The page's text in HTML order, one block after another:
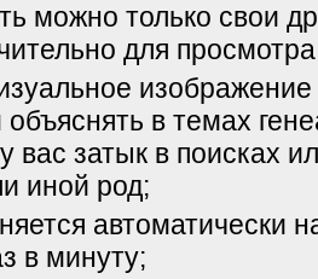
можно только свои
для
в темах
вас затык в поисках
иной род;
автоматически
в минуту;